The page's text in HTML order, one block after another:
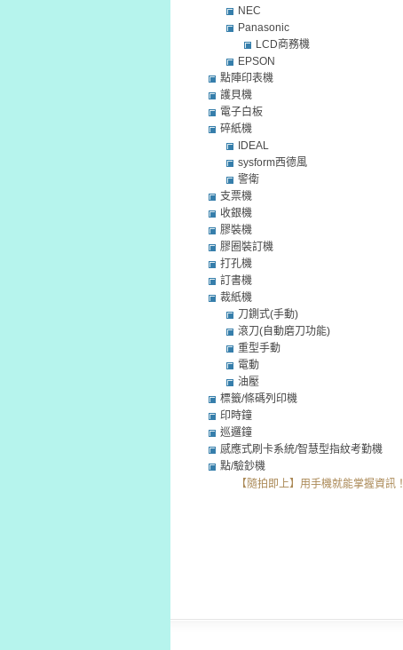
NEC
Panasonic
LCD商務機
EPSON
點陣印表機
護貝機
電子白板
碎紙機
IDEAL
sysform西德風
警衛
支票機
收銀機
膠裝機
膠圈裝訂機
打孔機
訂書機
裁紙機
刀鍘式(手動)
滾刀(自動磨刀功能)
重型手動
電動
油壓
標籤/條碼列印機
印時鐘
巡邏鐘
感應式刷卡系統/智慧型指紋考勤機
點/驗鈔機
【隨拍即上】用手機就能掌握資訊！